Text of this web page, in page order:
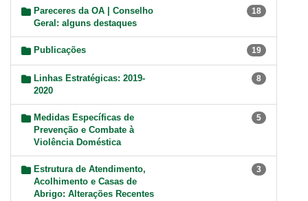
Pareceres da OA | Conselho
Geral: alguns destaques
18
Publicações 19
Linhas Estratégicas: 2019-
2020
8
Medidas Específicas de
Prevenção e Combate à
Violência Doméstica
5
Estrutura de Atendimento,
Acolhimento e Casas de
Abrigo: Alterações Recentes
3